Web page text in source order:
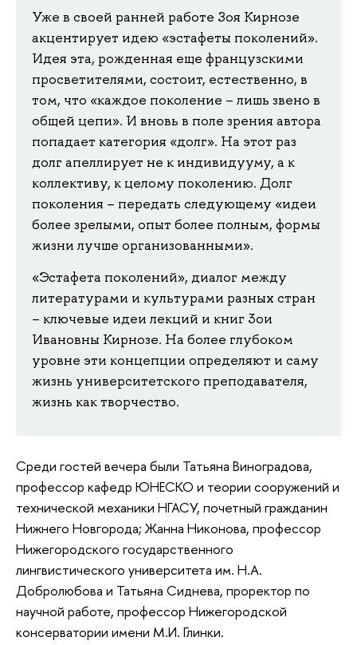
Уже в своей ранней работе Зоя Кирнозе
акцентирует идею «эстафеты поколений».
Идея эта, рожденная еще французскими
просветителями, состоит, естественно, в
том, что «каждое поколение – лишь звено в
общей цепи». И вновь в поле зрения автора
попадает категория «долг». На этот раз
долг апеллирует не к индивидууму, а к
коллективу, к целому поколению. Долг
поколения – передать следующему «идеи
более зрелыми, опыт более полным, формы
жизни лучше организованными».
«Эстафета поколений», диалог между
литературами и культурами разных стран
– ключевые идеи лекций и книг 3ои
Ивановны Кирнозе. На более глубоком
уровне эти концепции определяют и саму
жизнь университетского преподавателя,
жизнь как творчество.
Среди гостей вечера были Татьяна Виноградова,
профессор кафедр ЮНЕСКО и теории сооружений и
технической механики НГАСУ, почетный гражданин
Нижнего Новгорода; Жанна Никонова, профессор
Нижегородского государственного
лингвистического университета им. Н.А.
Добролюбова и Татьяна Сиднева, проректор по
научной работе, профессор Нижегородской
консерватории имени М.И. Глинки.